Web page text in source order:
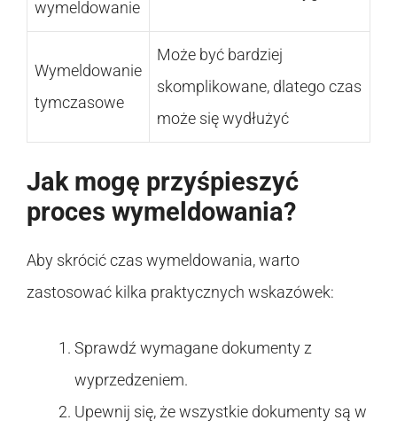
wymeldowanie
Wymeldowanie
tymczasowe
Może być bardziej
skomplikowane, dlatego czas
może się wydłużyć
Jak mogę przyśpieszyć
proces wymeldowania?
Aby skrócić czas wymeldowania, warto
zastosować kilka praktycznych wskazówek:
Sprawdź wymagane dokumenty z
wyprzedzeniem.
Upewnij się, że wszystkie dokumenty są w